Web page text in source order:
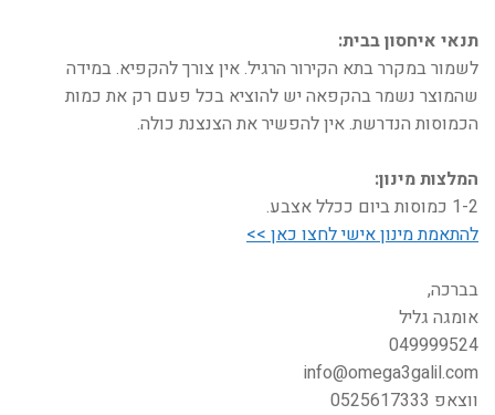
תנאי איחסון בבית:
לשמור במקרר בתא הקירור הרגיל. אין צורך להקפיא. במידה
שהמוצר נשמר בהקפאה יש להוציא בכל פעם רק את כמות
הכמוסות הנדרשת. אין להפשיר את הצנצנת כולה.
המלצות מינון:
1-2 כמוסות ביום ככלל אצבע.
להתאמת מינון אישי לחצו כאן >>
בברכה,
אומגה גליל
049999524
info@omega3galil.com
ווצאפ 0525617333